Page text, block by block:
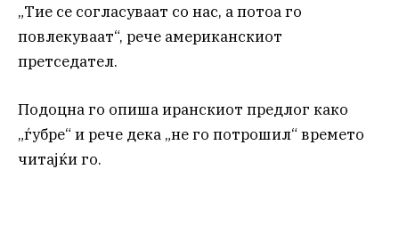
„Тие се согласуваат со нас, а потоа го
повлекуваат“, рече американскиот
претседател.
Подоцна го опиша иранскиот предлог како
„ѓубре“ и рече дека „не го потрошил“ времето
читајќи го.